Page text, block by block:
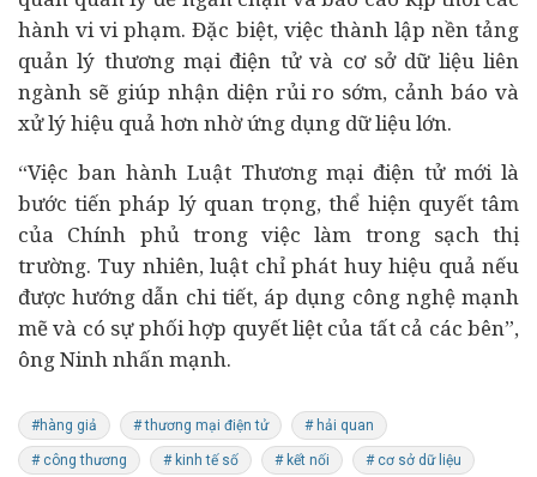
hành vi vi phạm. Đặc biệt, việc thành lập nền tảng
quản lý thương mại điện tử và cơ sở dữ liệu liên
ngành sẽ giúp nhận diện rủi ro sớm, cảnh báo và
xử lý hiệu quả hơn nhờ ứng dụng dữ liệu lớn.
“Việc ban hành Luật Thương mại điện tử mới là
bước tiến pháp lý quan trọng, thể hiện quyết tâm
của Chính phủ trong việc làm trong sạch thị
trường. Tuy nhiên, luật chỉ phát huy hiệu quả nếu
được hướng dẫn chi tiết, áp dụng công nghệ mạnh
mẽ và có sự phối hợp quyết liệt của tất cả các bên”,
ông Ninh nhấn mạnh.
#hàng giả # thương mại điện tử # hải quan
# công thương # kinh tế số # kết nối # cơ sở dữ liệu